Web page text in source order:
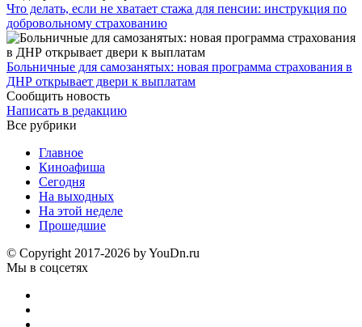
Что делать, если не хватает стажа для пенсии: инструкция по
добровольному страхованию
Больничные для самозанятых: новая программа страхования в
ДНР открывает двери к выплатам
Сообщить новость
Написать в редакцию
Все рубрики
Главное
Киноафиша
Сегодня
На выходных
На этой неделе
Прошедшие
© Copyright 2017-2026 by YouDn.ru
Мы в соцсетях